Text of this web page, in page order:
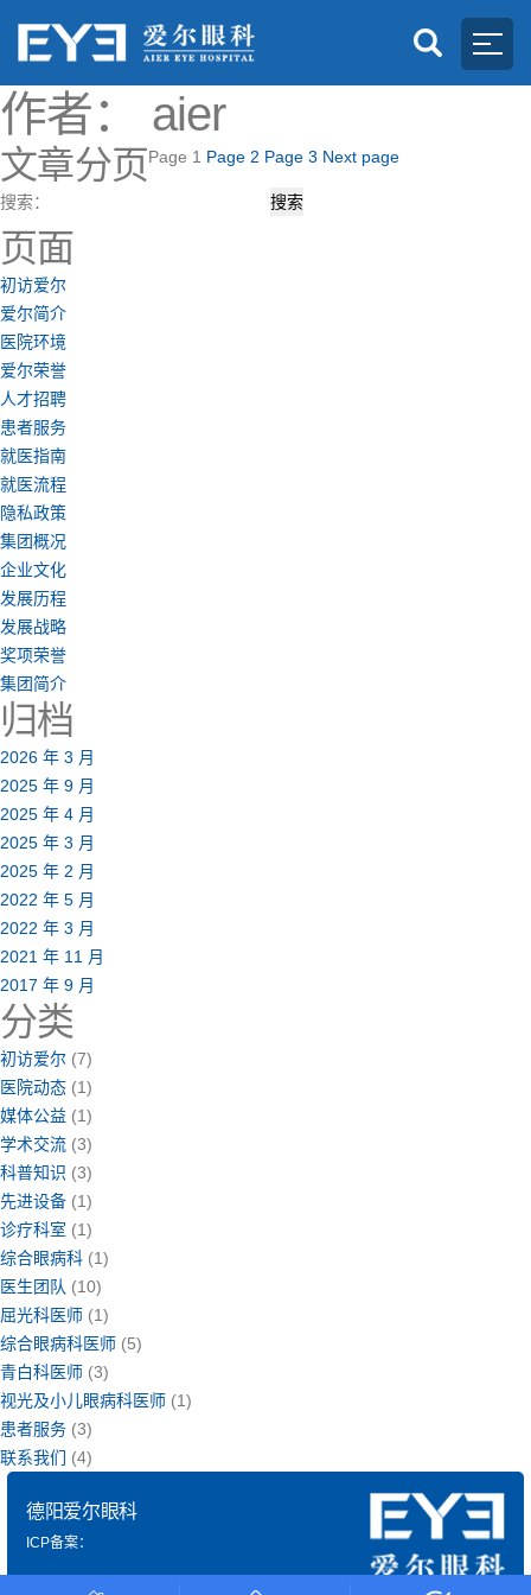
作者： aier
文章分页Page 1 Page 2 Page3 Next page
搜索：
页面
初访爱尔
爱尔简介
医院环境
爱尔荣誉
人才招聘
患者服务
就医指南
就医流程
隐私政策
集团概况
企业文化
发展历程
发展战略
奖项荣誉
集团简介
归档
2026 年 3 月
2025 年 9 月
2025 年 4 月
2025 年 3 月
2025 年 2 月
2022 年 5 月
2022 年 3 月
2021 年 11 月
2017 年 9 月
分类
初访爱尔 (7)
医院动态 (1)
媒体公益 (1)
学术交流 (3)
科普知识 (3)
先进设备 (1)
诊疗科室 (1)
综合眼病科 (1)
医生团队 (10)
屈光科医师 (1)
综合眼病科医师 (5)
青白科医师 (3)
视光及小儿眼病科医师 (1)
患者服务 (3)
联系我们 (4)
德阳爱尔眼科
ICP备案：